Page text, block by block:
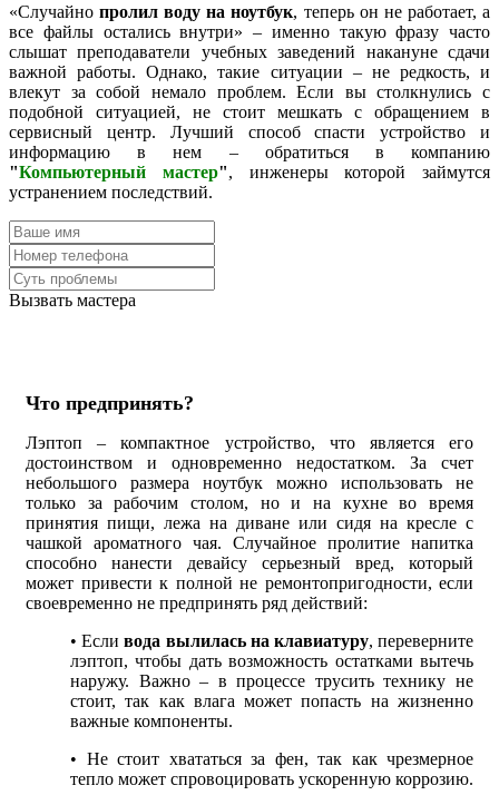
«Случайнопролил воду на ноутбук, теперь он не работает, а
все файлы остались внутри» – именно такую фразу часто
слышат преподаватели учебных заведений накануне сдачи
важной работы. Однако, такие ситуации – не редкость, и
влекут за собой немало проблем. Если вы столкнулись с
подобной ситуацией, не стоит мешкать с обращением в
сервисный центр. Лучший способ спасти устройство и
информацию в нем – обратиться в компанию
"Компьютерный мастер", инженеры которой займутся
устранением последствий.
Вызвать мастера
Что предпринять?
Лэптоп – компактное устройство, что является его
достоинством и одновременно недостатком. За счет
небольшого размера ноутбук можно использовать не
только за рабочим столом, но и на кухне во время
принятия пищи, лежа на диване или сидя на кресле с
чашкой ароматного чая. Случайное пролитие напитка
способно нанести девайсу серьезный вред, который
может привести к полной не ремонтопригодности, если
своевременно не предпринять ряд действий:
• Есливода вылилась на клавиатуру, переверните
лэптоп, чтобы дать возможность остатками вытечь
наружу. Важно – в процессе трусить технику не
стоит, так как влага может попасть на жизненно
важные компоненты.
• Не стоит хвататься за фен, так как чрезмерное
тепло может спровоцировать ускоренную коррозию.